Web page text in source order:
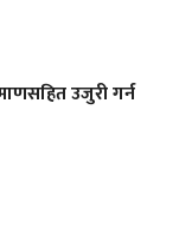
उजुरी गर्न